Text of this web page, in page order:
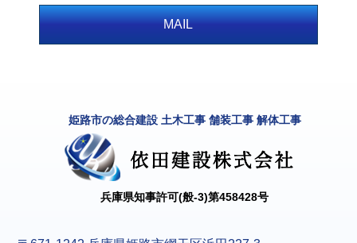
MAIL
姫路市の総合建設 土木工事 舗装工事 解体工事
兵庫県知事許可(般-3)第458428号